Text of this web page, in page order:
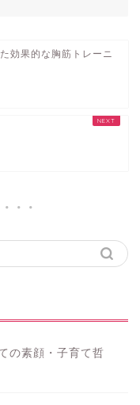
効果的な胸筋トレーニ
の素顔・子育て哲